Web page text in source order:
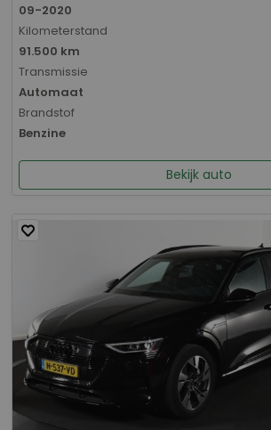
09-2020
Kilometerstand
91.500 km
Transmissie
Automaat
Brandstof
Benzine
Bekijk auto